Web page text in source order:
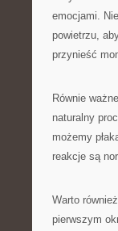
emocjami.
powietrzu,
przynieść
Równie
naturalny
możemy
reakcje są
Warto
pierwszym